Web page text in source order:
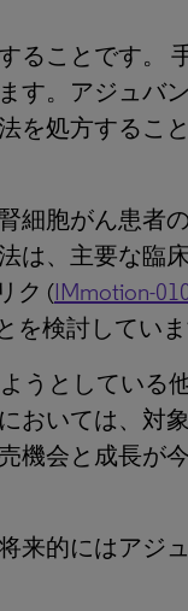
ることです。
す。アジュバ
を処方するこ
細胞がん患者
は、主要な臨
ク (IMmotion-
検討していま
うとしている
おいては、対
機会と成長が
来的にはアジ